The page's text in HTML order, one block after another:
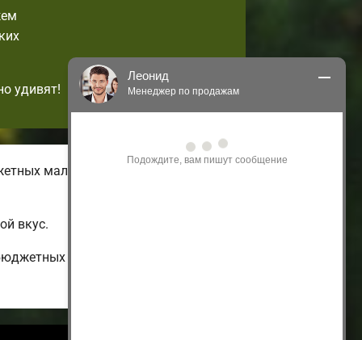
удивят!
малогабаритных домов с
вкус.
до огромных
Леонид
Менеджер по продажам
проконсультировать Вас по нашим
акциям и проектам.